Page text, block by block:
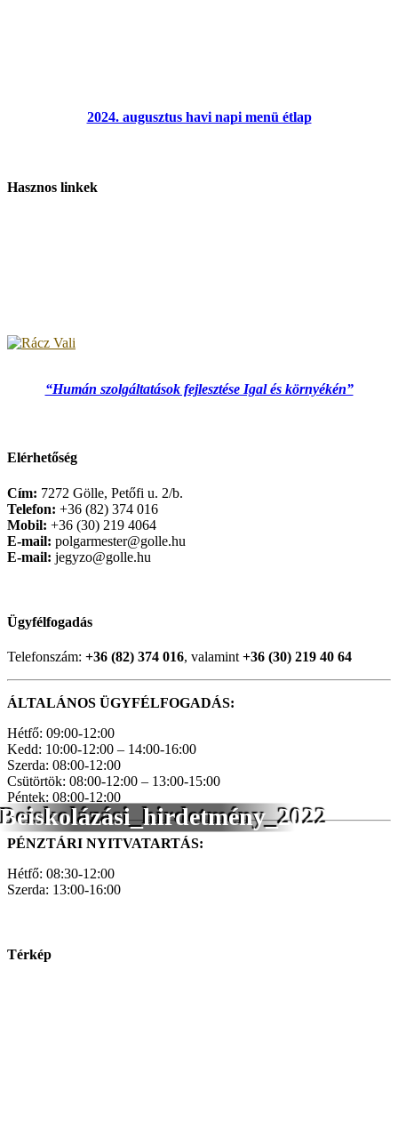
Beiskolázási_hirdetmény_2022
2024. augusztus havi napi menü étlap
Hasznos linkek
“Humán szolgáltatások fejlesztése Igal és környékén”
Elérhetőség
Cím: 7272 Gölle, Petőfi u. 2/b.
Telefon: +36 (82) 374 016
Mobil: +36 (30) 219 4064
E-mail: polgarmester@golle.hu
E-mail: jegyzo@golle.hu
Ügyfélfogadás
Telefonszám: +36 (82) 374 016, valamint +36 (30) 219 40 64
ÁLTALÁNOS ÜGYFÉLFOGADÁS:
Hétfő: 09:00-12:00
Kedd: 10:00-12:00 – 14:00-16:00
Szerda: 08:00-12:00
Csütörtök: 08:00-12:00 – 13:00-15:00
Péntek: 08:00-12:00
PÉNZTÁRI NYITVATARTÁS:
Hétfő: 08:30-12:00
Szerda: 13:00-16:00
Térkép